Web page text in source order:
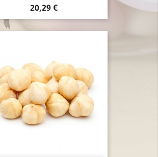
Prix
20,29 €